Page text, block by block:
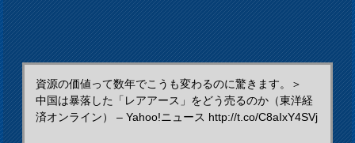
資源の価値って数年でこうも変わるのに驚きます。＞
中国は暴落した「レアアース」をどう売るのか（東洋経
済オンライン） – Yahoo!ニュース http://t.co/C8aIxY4SVj